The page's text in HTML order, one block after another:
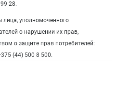
28.
лица, уполномоченного
о нарушении их прав,
о защите прав потребителей:
(44) 500 8 500.